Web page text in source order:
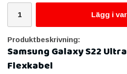
Lägg i
Produktbeskrivning:
Samsung Galaxy S22
Flexkabel